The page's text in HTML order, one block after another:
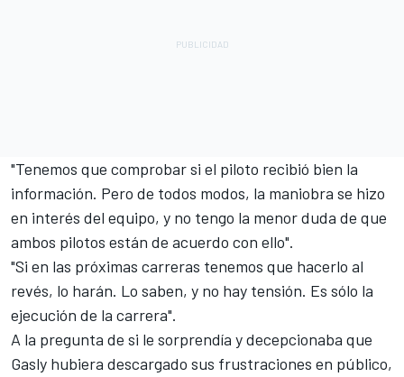
"Tenemos que comprobar si el piloto recibió bien la
información. Pero de todos modos, la maniobra se hizo
en interés del equipo, y no tengo la menor duda de que
ambos pilotos están de acuerdo con ello".
"Si en las próximas carreras tenemos que hacerlo al
revés, lo harán. Lo saben, y no hay tensión. Es sólo la
ejecución de la carrera".
A la pregunta de si le sorprendía y decepcionaba que
Gasly hubiera descargado sus frustraciones en público,